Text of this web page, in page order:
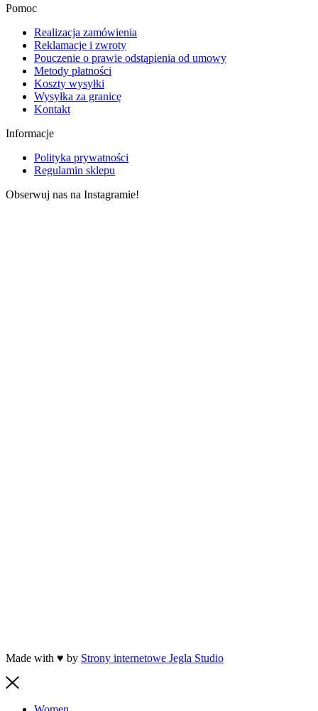
Pomoc
Realizacja zamówienia
Reklamacje i zwroty
Pouczenie o prawie odstąpienia od umowy
Metody płatności
Koszty wysyłki
Wysyłka za granicę
Kontakt
Informacje
Polityka prywatności
Regulamin sklepu
Obserwuj nas na Instagramie!
Made with ♥ by Strony internetowe Jegla Studio